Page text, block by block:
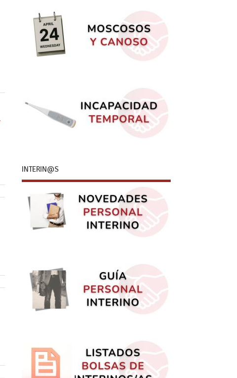
INTERIN@S